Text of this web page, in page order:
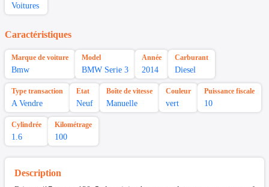
Voitures
Caractéristiques
Marque de voiture
Bmw
Model
BMW Serie 3
Année
2014
Carburant
Diesel
Type transaction
A Vendre
Etat
Neuf
Boîte de vitesse
Manuelle
Couleur
vert
Puissance fiscale
10
Cylindrée
1.6
Kilométrage
100
Description